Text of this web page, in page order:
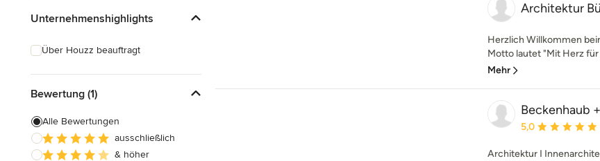
Unternehmenshighlights
Über Houzz beauftragt
Bewertung (1)
Alle Bewertungen
ausschließlich
& höher
Architektur
Herzlich Willkommen
Motto lautet "Mit Herz
Mehr
Beckenhaub
Durchschnittliche
5,0
Architektur I